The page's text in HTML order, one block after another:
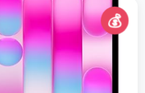
💰